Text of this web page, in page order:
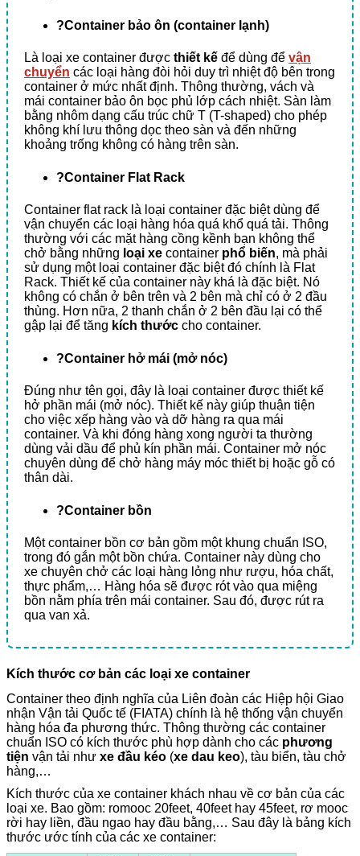
?Container bảo ôn (container lạnh)
Là loại xe container được thiết kế để dùng để vận
chuyển các loại hàng đòi hỏi duy trì nhiệt độ bên trong
container ở mức nhất định. Thông thường, vách và
mái container bảo ôn bọc phủ lớp cách nhiệt. Sàn làm
bằng nhôm dạng cấu trúc chữ T (T-shaped) cho phép
không khí lưu thông dọc theo sàn và đến những
khoảng trống không có hàng trên sàn.
?Container Flat Rack
Container flat rack là loại container đặc biệt dùng để
vận chuyển các loại hàng hóa quá khổ quá tải. Thông
thường với các mặt hàng cồng kềnh bạn không thể
chở bằng những loại xe container phổ biến, mà phải
sử dụng một loại container đặc biệt đó chính là Flat
Rack. Thiết kế của container này khá là đặc biệt. Nó
không có chắn ở bên trên và 2 bên mà chỉ có ở 2 đầu
thùng. Hơn nữa, 2 thanh chắn ở 2 bên đầu lại có thể
gập lại để tăng kích thước cho container.
?Container hở mái (mở nóc)
Đúng như tên gọi, đây là loại container được thiết kế
hở phần mái (mở nóc). Thiết kế này giúp thuận tiện
cho việc xếp hàng vào và dỡ hàng ra qua mái
container. Và khi đóng hàng xong người ta thường
dùng vải dầu để phủ kín phần mái. Container mở nóc
chuyên dùng để chở hàng máy móc thiết bị hoặc gỗ có
thân dài.
?Container bồn
Một container bồn cơ bản gồm một khung chuẩn ISO,
trong đó gắn một bồn chứa. Container này dùng cho
xe chuyên chở các loại hàng lỏng như rượu, hóa chất,
thực phẩm,… Hàng hóa sẽ được rót vào qua miệng
bồn nằm phía trên mái container. Sau đó, được rút ra
qua van xả.
Kích thước cơ bản các loại xe container
Container theo định nghĩa của Liên đoàn các Hiệp hội Giao
nhận Vận tải Quốc tế (FIATA) chính là hệ thống vận chuyển
hàng hóa đa phương thức. Thông thường các container
chuẩn ISO có kích thước phù hợp dành cho các phương
tiện vận tải như xe đầu kéo (xe dau keo), tàu biển, tàu chở
hàng,…
Kích thước của xe container khách nhau về cơ bản của các
loại xe. Bao gồm: romooc 20feet, 40feet hay 45feet, rơ mooc
rời hay liền, đầu ngao hay đầu bằng,… Sau đây là bảng kích
thước ước tính của các xe container: